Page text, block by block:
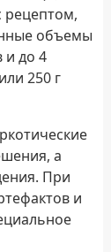
рецептом,
объемы
и до 4
250 г
а
При
и